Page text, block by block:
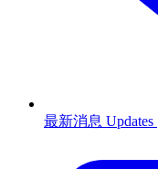
最新消息 Updates